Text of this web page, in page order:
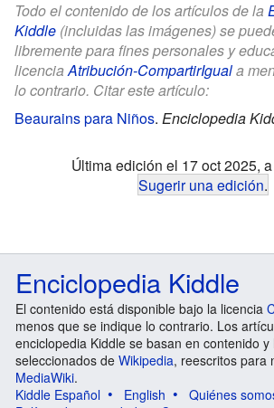
Todo el contenido de los artículos de la
Kiddle (incluidas las imágenes) se
libremente para fines personales y
licenciaAtribución-CompartirIguala
lo contrario. Citar este artículo:
Beaurains para Niños. Enciclopedia
Última edición el 17 oct 2025,
Sugerir una edición.
Enciclopedia Kiddle
El contenido está disponible bajo la licencia
menos que se indique lo contrario. Los
enciclopedia Kiddle se basan en contenido y
seleccionados de Wikipedia, reescritos para
MediaWiki.
Kiddle Español
English
Quiénes